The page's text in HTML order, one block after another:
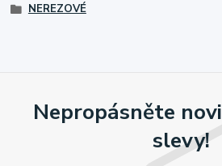
NEREZOVÉ
Nepropásněte
slevy!